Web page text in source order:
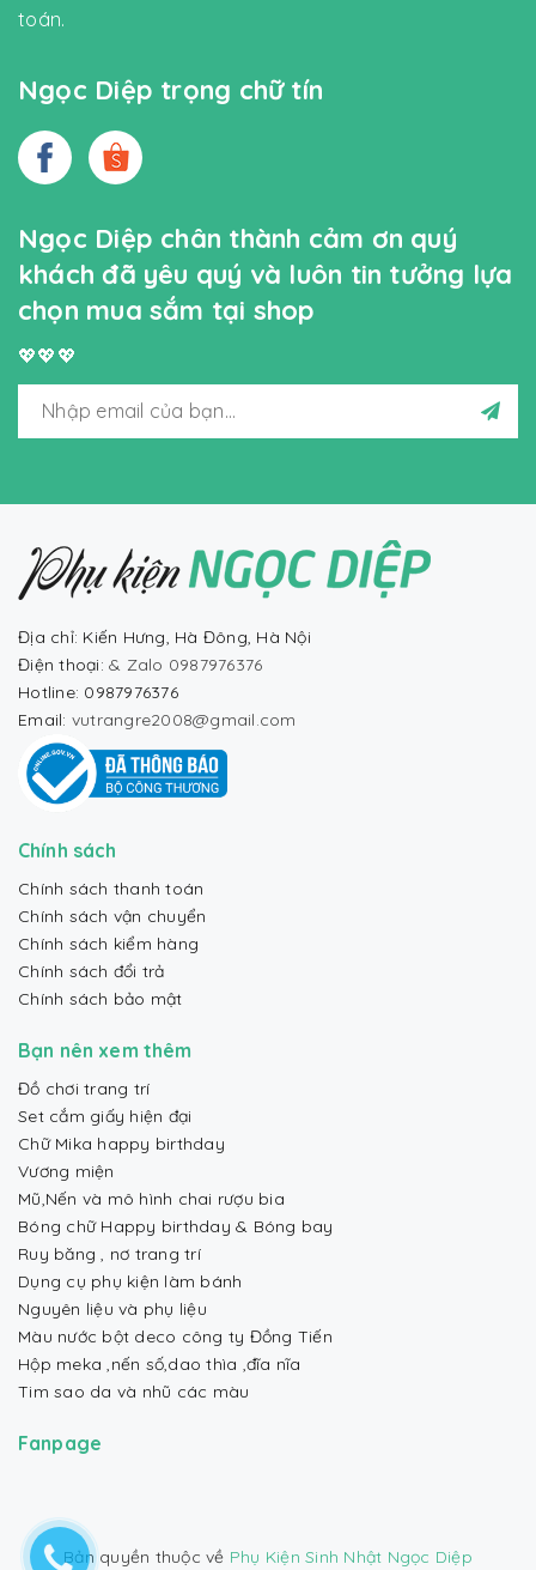
toán.
Ngọc Diệp trọng chữ tín
Ngọc Diệp chân thành cảm ơn quý
khách đã yêu quý và luôn tin tưởng lựa
chọn mua sắm tại shop
💖💖💖
Địa chỉ: Kiến Hưng, Hà Đông, Hà Nội
Điện thoại: & Zalo 0987976376
Hotline: 0987976376
Email: vutrangre2008@gmail.com
Chính sách
Chính sách thanh toán
Chính sách vận chuyển
Chính sách kiểm hàng
Chính sách đổi trả
Chính sách bảo mật
Bạn nên xem thêm
Đồ chơi trang trí
Set cắm giấy hiện đại
Chữ Mika happy birthday
Vương miện
Mũ,Nến và mô hình chai rượu bia
Bóng chữ Happy birthday & Bóng bay
Ruy băng , nơ trang trí
Dụng cụ phụ kiện làm bánh
Nguyên liệu và phụ liệu
Màu nước bột deco công ty Đồng Tiến
Hộp meka ,nến số,dao thìa ,đĩa nĩa
Tim sao da và nhũ các màu
Fanpage
Bản quyền thuộc về Phụ Kiện Sinh Nhật Ngọc Diệp